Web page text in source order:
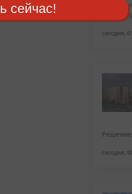
За год
тысячу
сегодня,
Решение
сегодня,
сейчас!